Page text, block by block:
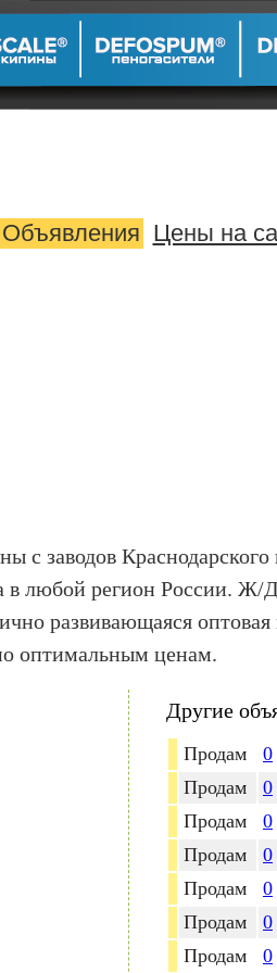
Объявления Цены на
заводов Краснодарского
любой регион России. Ж/
развивающаяся
оптимальным ценам.
Другие
Продам
0
Продам
0
Продам
0
Продам
0
Продам
0
Продам
0
Продам
0